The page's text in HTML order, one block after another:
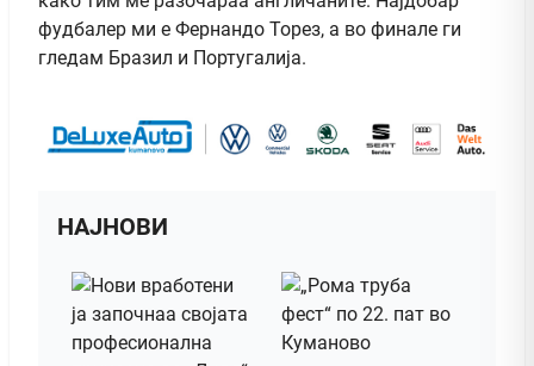
фудбалер ми е Фернандо Торез, а во финале ги
гледам Бразил и Португалија.
НАЈНОВИ